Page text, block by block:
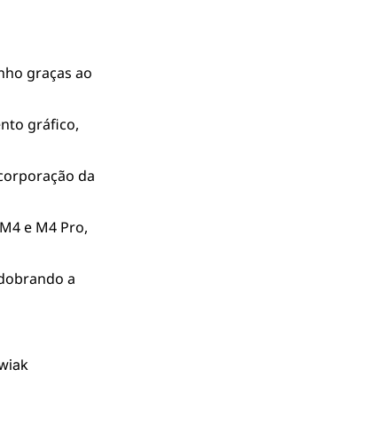
graças ao
gráfico,
da
e M4 Pro,
a